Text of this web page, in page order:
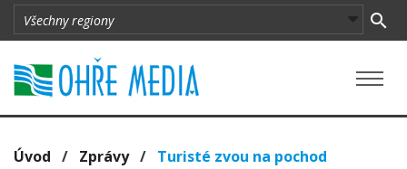
Úvod / Zprávy/ Turisté zvou na pochod